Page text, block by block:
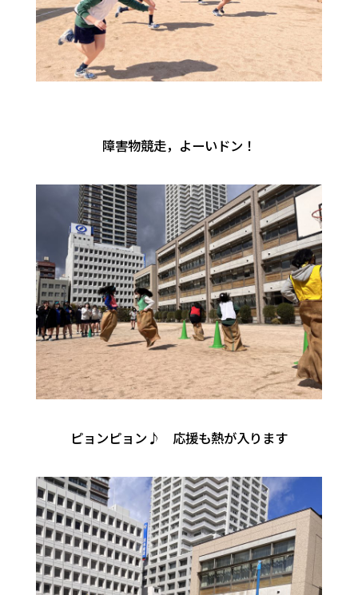
障害物競走，よーいドン！
ピョンピョン♪ 応援も熱が入ります